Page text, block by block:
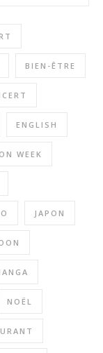
BIEN-ÊTRE
ENGLISH
WEEK
JAPON
NOËL